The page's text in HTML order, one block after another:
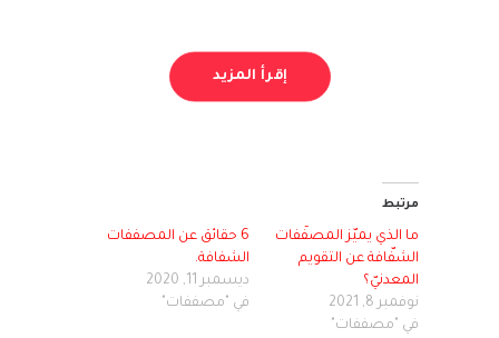
إقرأ المزيد
مرتبط
ما الذي يميّز المصفّفات
الشفّافة عن التقويم
المعدنيّ؟
نوفمبر 8, 2021
في "مصففات"
6 حقائق عن المصففات
الشفافة.
ديسمبر 11, 2020
في "مصففات"